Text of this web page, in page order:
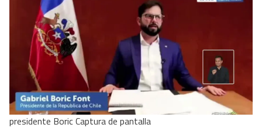
presidente Boric Captura de pantalla